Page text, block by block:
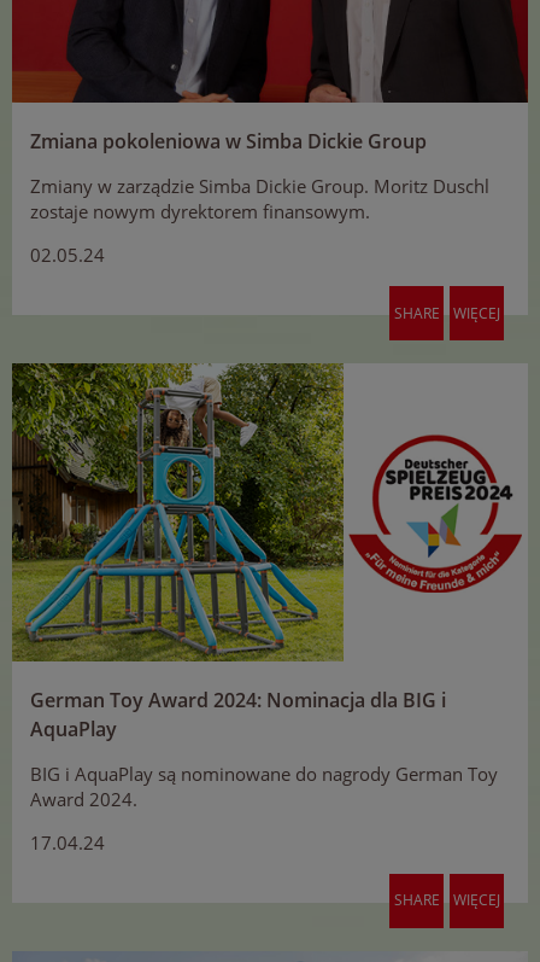
Zmiana pokoleniowa w Simba Dickie Group
Zmiany w zarządzie Simba Dickie Group. Moritz Duschl
zostaje nowym dyrektorem finansowym.
02.05.24
SHARE WIĘCEJ
German Toy Award 2024: Nominacja dla BIG i
AquaPlay
BIG i AquaPlay są nominowane do nagrody German Toy
Award 2024.
17.04.24
SHARE WIĘCEJ